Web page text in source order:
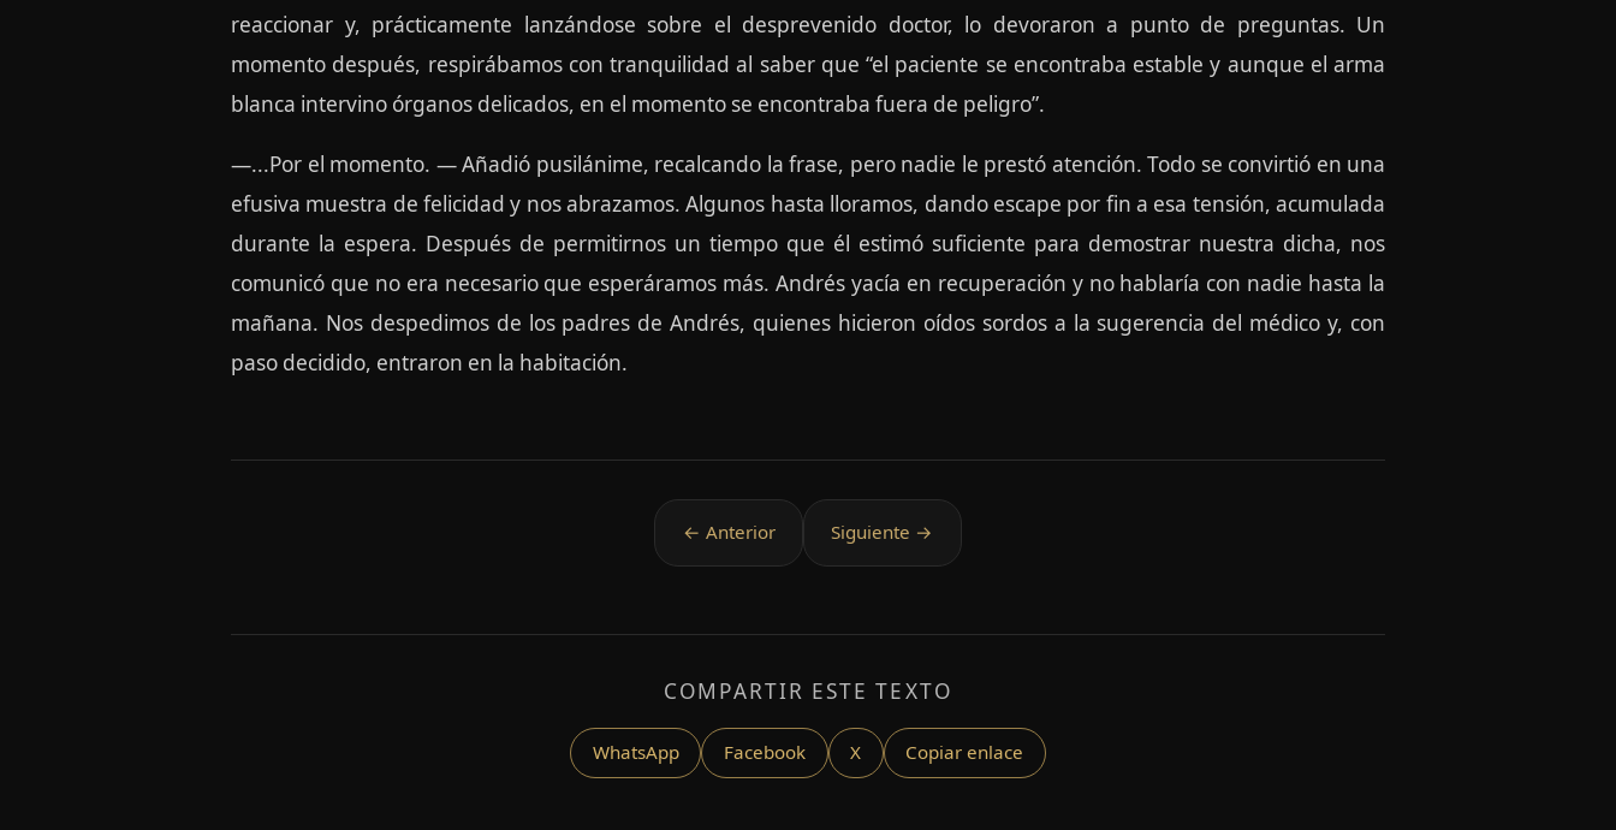
reaccionar y, prácticamente lanzándose sobre el desprevenido doctor, lo devoraron a punto de preguntas. Un
momento después, respirábamos con tranquilidad al saber que “el paciente se encontraba estable y aunque el arma
blanca intervino órganos delicados, en el momento se encontraba fuera de peligro”.
—...Por el momento. — Añadió pusilánime, recalcando la frase, pero nadie le prestó atención. Todo se convirtió en una
efusiva muestra de felicidad y nos abrazamos. Algunos hasta lloramos, dando escape por fin a esa tensión, acumulada
durante la espera. Después de permitirnos un tiempo que él estimó suficiente para demostrar nuestra dicha, nos
comunicó que no era necesario que esperáramos más. Andrés yacía en recuperación y no hablaría con nadie hasta la
mañana. Nos despedimos de los padres de Andrés, quienes hicieron oídos sordos a la sugerencia del médico y, con
paso decidido, entraron en la habitación.
COMPARTIR ESTE TEXTO
WhatsApp Facebook X Copiar enlace